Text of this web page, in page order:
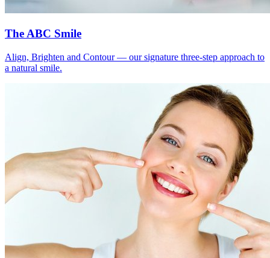
The ABC Smile
Align, Brighten and Contour — our signature three-step approach to
a natural smile.